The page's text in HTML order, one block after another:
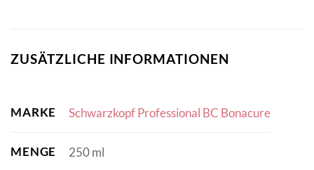
ZUSÄTZLICHE INFORMATIONEN
MARKE Schwarzkopf Professional BC Bonacure
MENGE 250 ml